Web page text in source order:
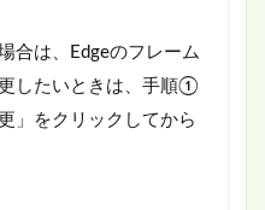
合は、Edgeのフレーム
したいときは、手順①
」をクリックしてから